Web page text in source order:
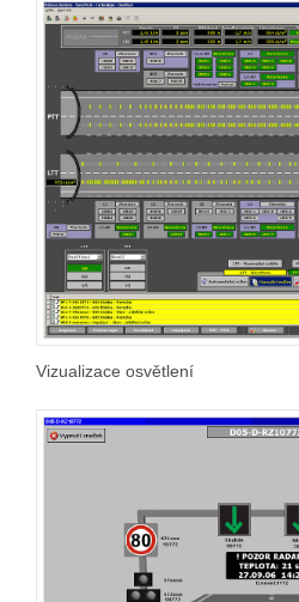
Vizualizace osvětlení